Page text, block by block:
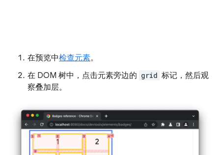
在预览中检查元素。
在 DOM 树中，点击元素旁边的 grid 标记，然后观
察叠加层。